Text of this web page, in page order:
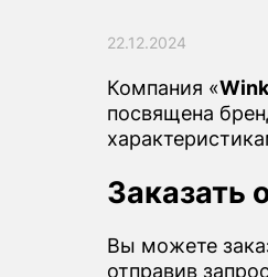
22.12.2024
Компания «
посвящена
Заказать
Вы можете
отправив